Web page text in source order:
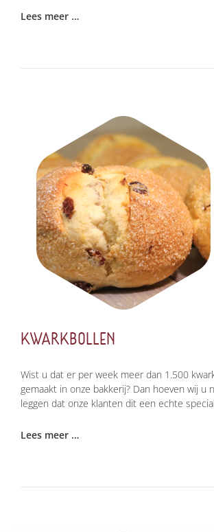
Lees meer …
KWARKBOLLEN
Wist u dat er per week meer dan 1.500
gemaakt in onze bakkerij? Dan hoeven wij u
leggen dat onze klanten dit een echte
Lees meer …